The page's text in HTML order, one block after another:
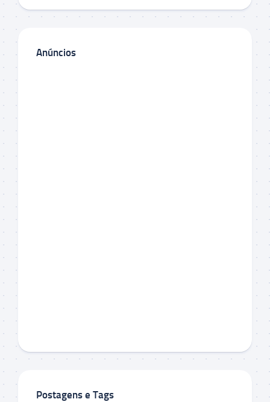
Anúncios
Postagens e Tags